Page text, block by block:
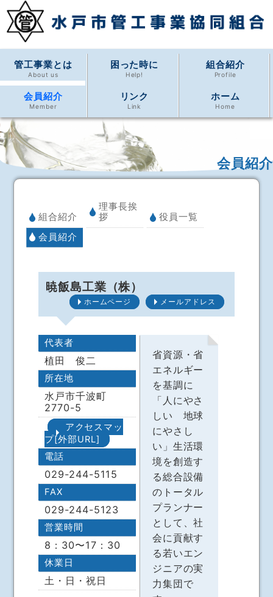
管工事業とは
About us
困った時に
Help!
組合紹介
Profile
会員紹介
Member
リンク
Link
ホーム
Home
会員紹介
組合紹介
理事長挨
拶
役員一覧
会員紹介
暁飯島工業（株）
ホームページ メールアドレス
代表者
植田 俊二
所在地
水戸市千波町
2770-5
アクセスマッ
プ[外部URL]
電話
029-244-5115
FAX
029-244-5123
営業時間
8：30〜17：30
休業日
土・日・祝日
省資源・省
エネルギー
を基調に
「人にやさ
しい 地球
にやさし
い」生活環
境を創造す
る総合設備
のトータル
プランナー
として、社
会に貢献す
る若いエン
ジニアの実
力集団で